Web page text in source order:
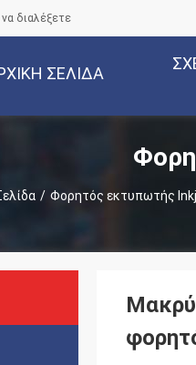
να διαλέξετε
ΣΕΛΊΔΑ
/ Φορητός εκτυπωτής